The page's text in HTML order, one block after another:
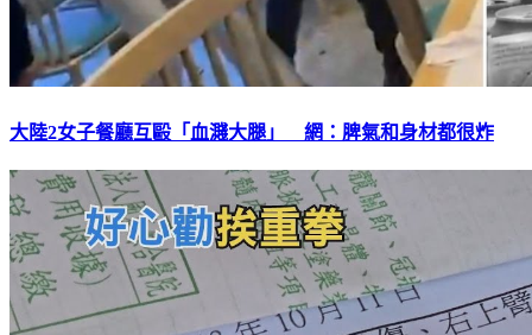
大陸2女子餐廳互毆「血濺大腿」 網：脾氣和身材都很炸